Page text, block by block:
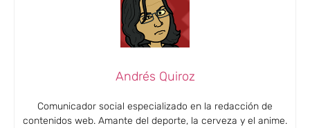
Andrés Quiroz
Comunicador social especializado en la redacción de
contenidos web. Amante del deporte, la cerveza y el anime.